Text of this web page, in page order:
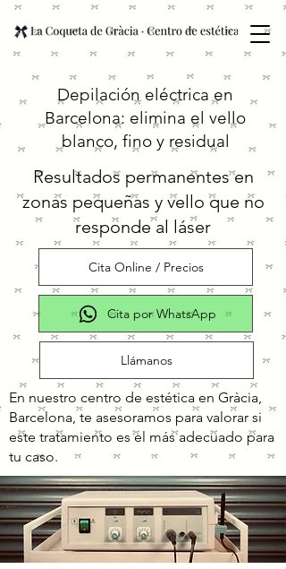
Depilación eléctrica en
Barcelona: elimina el vello
blanco, fino y residual
Resultados permanentes en
zonas pequeñas y vello que no
responde al láser
Cita Online / Precios
Cita por WhatsApp
Llámanos
En nuestro centro de estética en Gràcia,
Barcelona, te asesoramos para valorar si
este tratamiento es el más adecuado para
tu caso.